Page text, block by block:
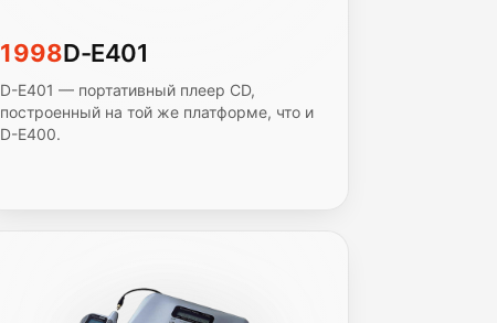
1998D-E401
D-E401 — портативный плеер CD,
построенный на той же платформе, что и
D-E400.